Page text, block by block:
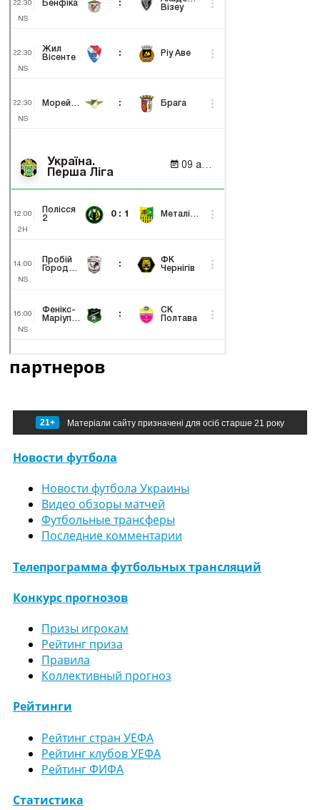
партнеров
21+ Матеріали сайту призначені для осіб старше 21 року
Новости футбола
Новости футбола Украины
Видео обзоры матчей
Футбольные трансферы
Последние комментарии
Телепрограмма футбольных трансляций
Конкурс прогнозов
Призы игрокам
Рейтинг приза
Правила
Коллективный прогноз
Рейтинги
Рейтинг стран УЕФА
Рейтинг клубов УЕФА
Рейтинг ФИФА
Статистика